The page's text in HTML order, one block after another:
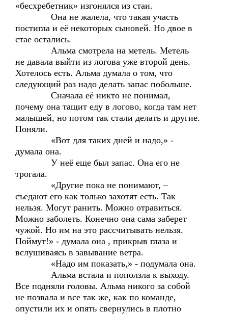
«бесхребетник» изгонялся из стаи.
Она не жалела, что такая участь
постигла и её некоторых сыновей. Но двое в
стае остались.
Альма смотрела на метель. Метель
не давала выйти из логова уже второй день.
Хотелось есть. Альма думала о том, что
следующий раз надо делать запас побольше.
Сначала её никто не понимал,
почему она тащит еду в логово, когда там нет
малышей, но потом так стали делать и другие.
Поняли.
«Вот для таких дней и надо,» -
думала она.
У неё еще был запас. Она его не
трогала.
«Другие пока не понимают, –
съедают его как только захотят есть. Так
нельзя. Могут ранить. Можно отравиться.
Можно заболеть. Конечно она сама заберет
чужой. Но им на это рассчитывать нельзя.
Поймут!» - думала она , прикрыв глаза и
вслушиваясь в завывание ветра.
«Надо им показать,» - подумала она.
Альма встала и поползла к выходу.
Все подняли головы. Альма никого за собой
не позвала и все так же, как по команде,
опустили их и опять свернулись в плотно